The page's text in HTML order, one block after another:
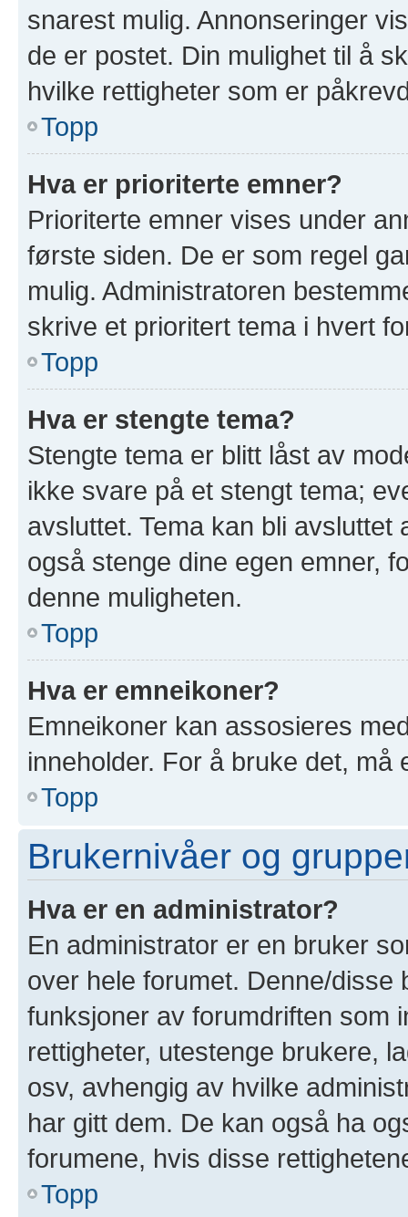
snarest mulig. Annonseringer
de er postet. Din mulighet til å
hvilke rettigheter som er
Topp
Hva er prioriterte emner?
Prioriterte emner vises under
første siden. De er som regel
mulig. Administratoren
skrive et prioritert tema i hvert
Topp
Hva er stengte tema?
Stengte tema er blitt låst av
ikke svare på et stengt tema;
avsluttet. Tema kan bli
også stenge dine egen emner,
denne muligheten.
Topp
Hva er emneikoner?
Emneikoner kan assosieres
inneholder. For å bruke det, må
Topp
Brukernivåer og
Hva er en administrator?
En administrator er en bruker
over hele forumet. Denne/
funksjoner av forumdriften som
rettigheter, utestenge brukere,
osv, avhengig av hvilke
har gitt dem. De kan også ha
forumene, hvis disse
Topp